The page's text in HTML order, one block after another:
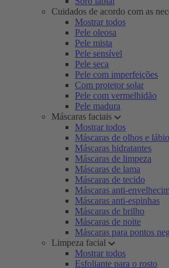
Cuidados de acordo com as
Mostrar todos
Pele oleosa
Pele mista
Pele sensível
Pele seca
Pele com imperfeições
Com protetor solar
Pele com vermelhidão
Pele madura
Máscaras faciais
Mostrar todos
Máscaras de olhos e
Máscaras hidratantes
Máscaras de limpeza
Máscaras de lama
Máscaras de tecido
Máscaras anti-
Máscaras anti-espinhas
Máscaras de brilho
Máscaras de noite
Máscaras para pontos
Limpeza facial
Mostrar todos
Esfoliante para o rosto